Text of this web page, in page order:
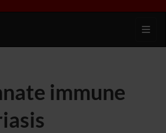
immune